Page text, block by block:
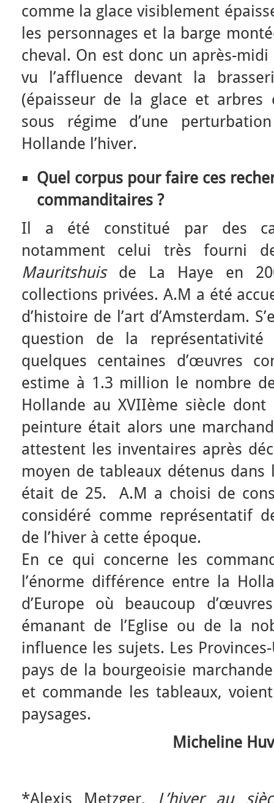
comme la glace visiblement
les personnages et la barge
cheval. On est donc un après-
vu l’affluence devant la
(épaisseur de la glace et arbres
sous régime d’une
Hollande l’hiver.
Quel corpus pour faire ces
commanditaires ?
Il a été constitué par des
notamment celui très fourni
Mauritshuisde La Haye en
collections privées. A.M a été
d’histoire de l’art d’Amsterdam.
question de la
quelques centaines d’œuvres
estime à 1.3 million le nombre
Hollande au XVIIème siècle dont
peinture était alors une
attestent les inventaires après
moyen de tableaux détenus dans
était de 25. A.M a choisi de
considéré comme représentatif
de l’hiver à cette époque.
En ce qui concerne les
l’énorme différence entre la
d’Europe où beaucoup
émanant de l’Eglise ou de la
influence les sujets. Les
pays de la bourgeoisie
et commande les tableaux,
paysages.
Micheline
*Alexis Metzger, L’hiver au